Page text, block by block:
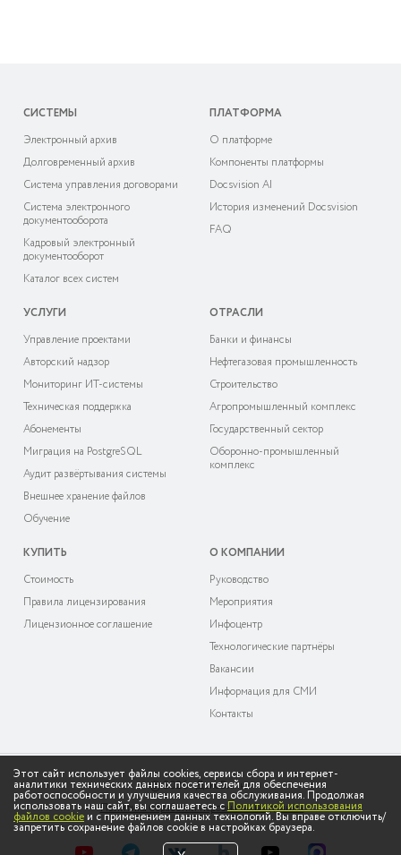
СИСТЕМЫ
Электронный архив
Долговременный архив
Система управления договорами
Система электронного
документооборота
Кадровый электронный
документооборот
Каталог всех систем
ПЛАТФОРМА
О платформе
Компоненты платформы
Docsvision AI
История изменений Docsvision
FAQ
УСЛУГИ
Управление проектами
Авторский надзор
Мониторинг ИТ-системы
Техническая поддержка
Абонементы
Миграция на PostgreSQL
Аудит развёртывания системы
Внешнее хранение файлов
Обучение
ОТРАСЛИ
Банки и финансы
Нефтегазовая промышленность
Строительство
Агропромышленный комплекс
Государственный сектор
Оборонно-промышленный
комплекс
КУПИТЬ
Cтоимость
Правила лицензирования
Лицензионное соглашение
О КОМПАНИИ
Руководство
Мероприятия
Инфоцентр
Технологические партнёры
Вакансии
Информация для СМИ
Контакты
© 2026 «ДоксВижн»
Политика обработки персональных данных
Этот сайт использует файлы cookies, сервисы сбора и интернет-
аналитики технических данных посетителей для обеспечения
работоспособности и улучшения качества обслуживания. Продолжая
использовать наш сайт, вы соглашаетесь сПолитикой использования
файлов cookie и с применением данных технологий. Вы вправе отключить/
запретить сохранение файлов cookie в настройках браузера.